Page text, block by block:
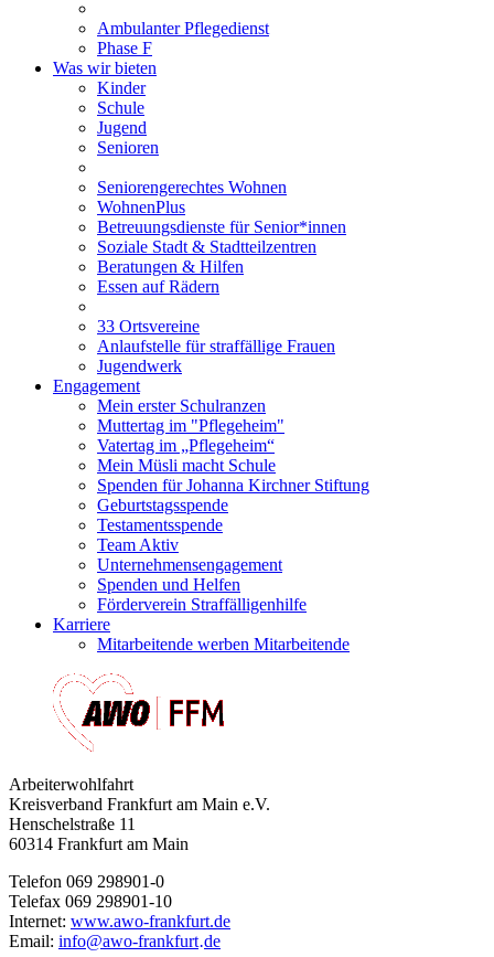
Ambulanter Pflegedienst
Phase F
Was wir bieten
Kinder
Schule
Jugend
Senioren
Seniorengerechtes Wohnen
WohnenPlus
Betreuungsdienste für Senior*innen
Soziale Stadt & Stadtteilzentren
Beratungen & Hilfen
Essen auf Rädern
33 Ortsvereine
Anlaufstelle für straffällige Frauen
Jugendwerk
Engagement
Mein erster Schulranzen
Muttertag im "Pflegeheim"
Vatertag im „Pflegeheim“
Mein Müsli macht Schule
Spenden für Johanna Kirchner Stiftung
Geburtstagsspende
Testamentsspende
Team Aktiv
Unternehmensengagement
Spenden und Helfen
Förderverein Straffälligenhilfe
Karriere
Mitarbeitende werben Mitarbeitende
Arbeiterwohlfahrt
Kreisverband Frankfurt am Main e.V.
Henschelstraße 11
60314 Frankfurt am Main
Telefon 069 298901-0
Telefax 069 298901-10
Internet: www.awo-frankfurt.de
Email: info@awo-frankfurt·de